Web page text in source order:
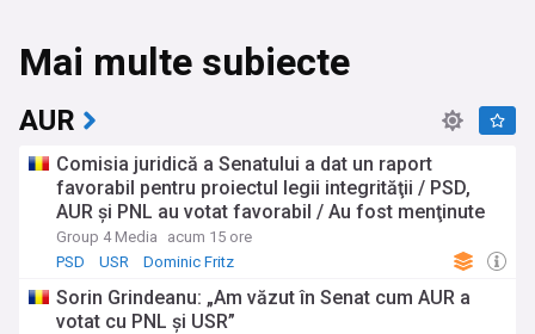
Mai multe subiecte
AUR
Comisia juridică a Senatului a dat un raport
favorabil pentru proiectul legii integrităţii / PSD,
AUR şi PNL au votat favorabil / Au fost menţinute
prevederile contestate de USR
Group 4 Media
acum 15 ore
PSD
USR Dominic Fritz
Sorin Grindeanu: „Am văzut în Senat cum AUR a
votat cu PNL şi USR”